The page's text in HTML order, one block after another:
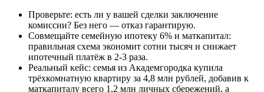
Проверьте: есть ли у вашей сделки заключение
комиссии? Без него — отказ гарантирую.
Совмещайте семейную ипотеку 6% и маткапитал:
правильная схема экономит сотни тысяч и снижает
ипотечный платёж в 2-3 раза.
Реальный кейс: семья из Академгородка купила
трёхкомнатную квартиру за 4,8 млн рублей, добавив к
маткапиталу всего 1,2 млн личных сбережений, а